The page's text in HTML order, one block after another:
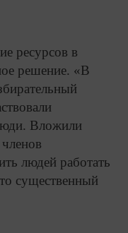
ресурсов в
решение. «В
Вложили
людей работать
существенный